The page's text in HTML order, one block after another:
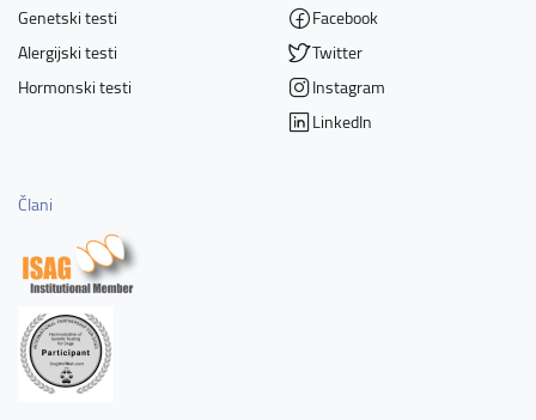
Genetski testi
Alergijski testi
Hormonski testi
Facebook
Twitter
Instagram
LinkedIn
Člani